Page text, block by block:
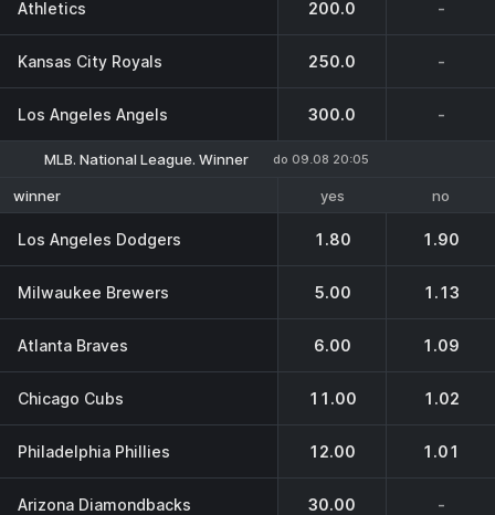
Athletics 200.0 -
Kansas City Royals 250.0 -
Los Angeles Angels 300.0 -
MLB. National League. Winner do 09.08 20:05
winner yes no
Los Angeles Dodgers 1.80 1.90
Milwaukee Brewers 5.00 1.13
Atlanta Braves 6.00 1.09
Chicago Cubs 11.00 1.02
Philadelphia Phillies 12.00 1.01
Arizona Diamondbacks 30.00 -